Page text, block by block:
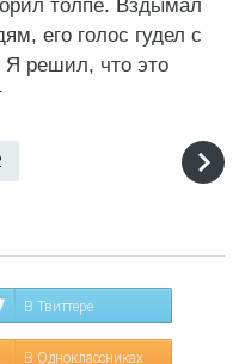
толпе. Вздымал
его голос гудел с
решил, что это
В Твиттере
В Одноклассниках